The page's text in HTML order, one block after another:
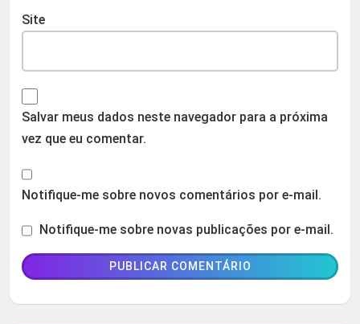
Site
Salvar meus dados neste navegador para a próxima
vez que eu comentar.
Notifique-me sobre novos comentários por e-mail.
Notifique-me sobre novas publicações por e-mail.